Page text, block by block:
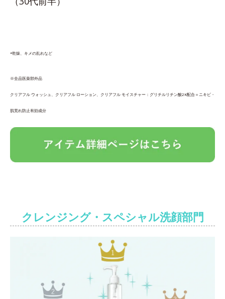
*乾燥、キメの乱れなど
※全品医薬部外品
クリアフル ウォッシュ、​クリアフル ローション、クリアフル モイスチャー：グリチルリチン酸2K配合＝ニキビ・
肌荒れ防止有効成分
クレンジング・スペシャル洗顔部門